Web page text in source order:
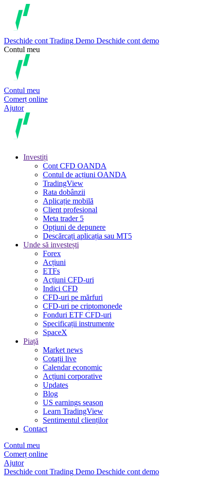
Deschide cont Trading Demo Deschide cont demo
Contul meu
Contul meu
Comerț online
Ajutor
Investiți
Cont CFD OANDA
Contul de acțiuni OANDA
TradingView
Rata dobânzii
Aplicație mobilă
Client profesional
Meta trader 5
Opțiuni de depunere
Descărcați aplicația sau MT5
Unde să investești
Forex
Acțiuni
ETFs
Acțiuni CFD-uri
Indici CFD
CFD-uri pe mărfuri
CFD-uri pe criptomonede
Fonduri ETF CFD-uri
Specificații instrumente
SpaceX
Piață
Market news
Cotații live
Calendar economic
Acțiuni corporative
Updates
Blog
US earnings season
Learn TradingView
Sentimentul clienților
Contact
Contul meu
Comerț online
Ajutor
Deschide cont Trading Demo Deschide cont demo